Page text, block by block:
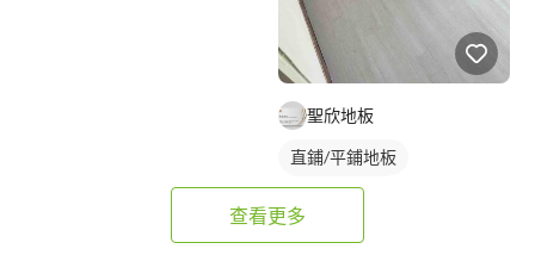
聖欣地板
直鋪/平鋪地板
塑膠地板成品
查看更多